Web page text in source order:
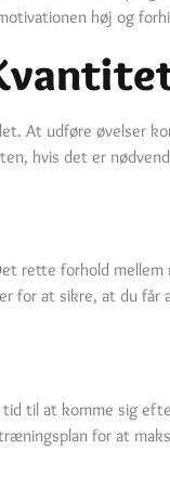
høj og
At udføre øvelser
hvis det er
forhold
for at sikre, at du får
til at komme sig
for at